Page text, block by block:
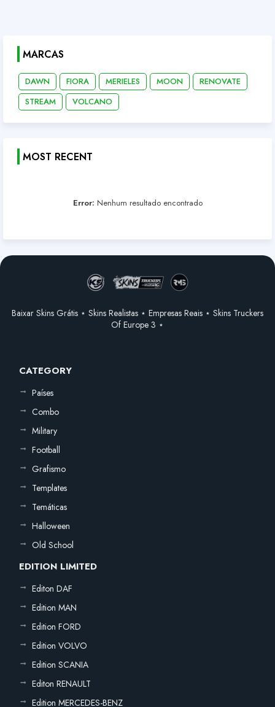
MARCAS
DAWN FIORA MERIELES MOON
RENOVATE
STREAM
VOLCANO
MOST RECENT
Error: Nenhum resultado encontrado
Baixar Skins Grátis ⋆ Skins Realistas ⋆ Empresas Reais ⋆ Skins Truckers
Of Europe 3 ⋆
CATEGORY
Países
Combo
Military
Football
Grafismo
Templates
Temáticas
Halloween
Old School
EDITION LIMITED
Editon DAF
Edition MAN
Edition FORD
Edition VOLVO
Edition SCANIA
Editon RENAULT
Edition MERCEDES-BENZ